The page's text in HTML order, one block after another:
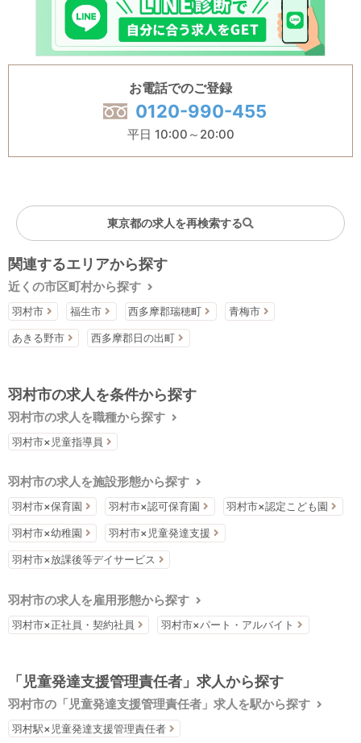
お電話でのご登録
0120-990-455
平日 10:00～20:00
東京都の求人を再検索する
関連するエリアから探す
近くの市区町村から探す
羽村市 福生市 西多摩郡瑞穂町 青梅市
あきる野市 西多摩郡日の出町
羽村市の求人を条件から探す
羽村市の求人を職種から探す
羽村市×児童指導員
羽村市の求人を施設形態から探す
羽村市×保育園 羽村市×認可保育園 羽村市×認定こども園
羽村市×幼稚園 羽村市×児童発達支援
羽村市×放課後等デイサービス
羽村市の求人を雇用形態から探す
羽村市×正社員・契約社員 羽村市×パート・アルバイト
「児童発達支援管理責任者」求人から探す
羽村市の「児童発達支援管理責任者」求人を駅から探す
羽村駅×児童発達支援管理責任者